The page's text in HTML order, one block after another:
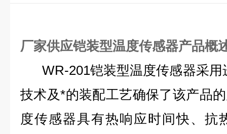
厂家供应铠装型温度传感器产品概
WR-201铠装型温度传感器采
技术及*的装配工艺确保了该产品
度传感器具有热响应时间快、抗